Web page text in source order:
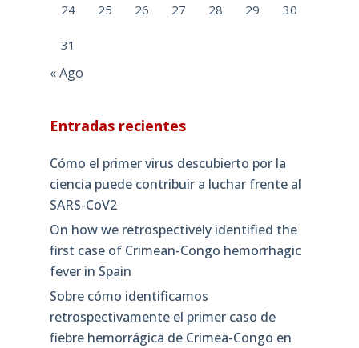
24 25 26 27 28 29 30
31
« Ago
Entradas recientes
Cómo el primer virus descubierto por la
ciencia puede contribuir a luchar frente al
SARS-CoV2
On how we retrospectively identified the
first case of Crimean-Congo hemorrhagic
fever in Spain
Sobre cómo identificamos
retrospectivamente el primer caso de
fiebre hemorrágica de Crimea-Congo en